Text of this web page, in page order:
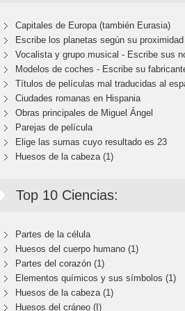
Capitales de Europa (también Eurasia)
Escribe los planetas según su
Vocalista y grupo musical - Escribe sus
Modelos de coches - Escribe su
Títulos de películas mal traducidas al
Ciudades romanas en Hispania
Obras principales de Miguel Ángel
Parejas de película
Elige las sumas cuyo resultado es 23
Huesos de la cabeza (1)
Top 10 Ciencias:
Partes de la célula
Huesos del cuerpo humano (1)
Partes del corazón (1)
Elementos químicos y sus símbolos (1)
Huesos de la cabeza (1)
Huesos del cráneo (I)